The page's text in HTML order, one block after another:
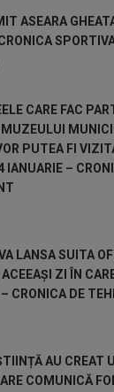
ASEARA
CARE FAC
PUTEA FI
IANUARIE –
LANSA SUITA
ZI ÎN
CRONICA DE
AU CREAT
COMUNICĂ